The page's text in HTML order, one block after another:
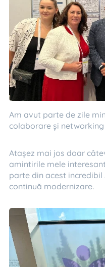
Am avut parte de zile
colaborare și
Atașez mai jos doar
amintirile mele
parte din acest
continuă modernizare.